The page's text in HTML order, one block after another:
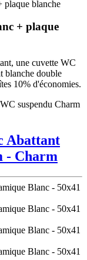
plaque blanche
+ plaque
une cuvette WC
blanche double
10% d'économies.
suspendu Charm
Abattant
- Charm